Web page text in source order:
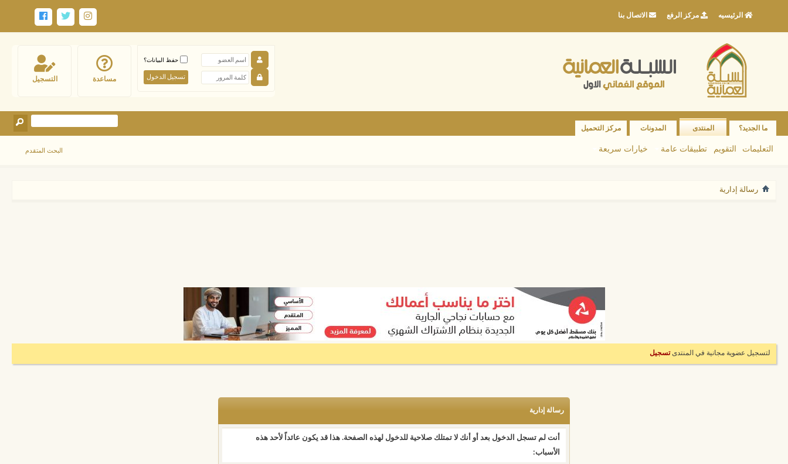
الرئيسيه مركز الرفع الاتصال بنا
التسجيل مساعدة
حفظ البيانات؟
ما الجديد؟ المنتدى
التعليمات التقويم تطبيقات عامة خيارات سريعة
المدونات مركز التحميل
البحث المتقدم
رسالة إدارية
لتسجيل عضوية مجانية في المنتدىتسجيل
رسالة إدارية
أنت لم تسجل الدخول بعد أو أنك لا تمتلك صلاحية للدخول لهذه الصفحة. هذا قد يكون عائداً لأحد هذه
الأسباب: